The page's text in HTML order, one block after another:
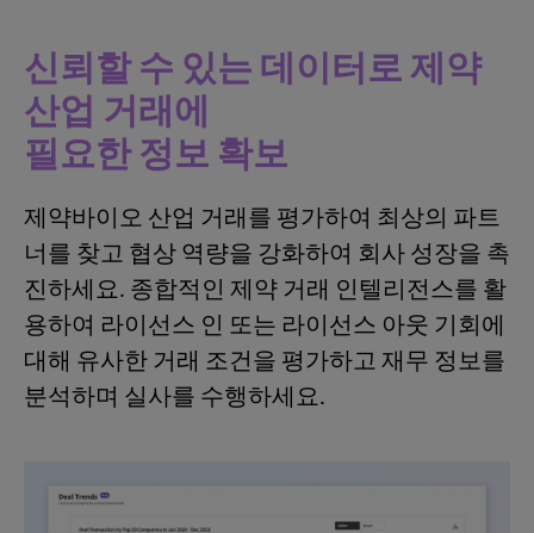
신뢰할 수 있는 데이터로 제약
산업 거래에
필요한 정보 확보
제약바이오 산업 거래를 평가하여 최상의 파트
너를 찾고 협상 역량을 강화하여 회사 성장을 촉
진하세요. 종합적인 제약 거래 인텔리전스를 활
용하여 라이선스 인 또는 라이선스 아웃 기회에
대해 유사한 거래 조건을 평가하고 재무 정보를
분석하며 실사를 수행하세요.